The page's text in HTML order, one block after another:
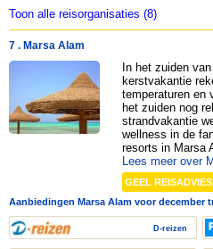
Toon alle reisorganisaties (8)
7 . Marsa Alam
In het zuiden
kerstvakantie
temperaturen en
het zuiden nog
strandvakantie
wellness in de
resorts in Marsa
Lees meer over
GEEL REISADVIES
Aanbiedingen Marsa Alam voor december
D-reizen